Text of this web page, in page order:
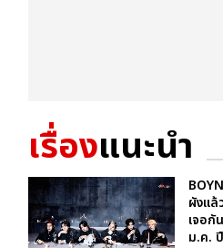
เรื่องแนะนำ
ผังแล้
เจอกั
ม.ค.